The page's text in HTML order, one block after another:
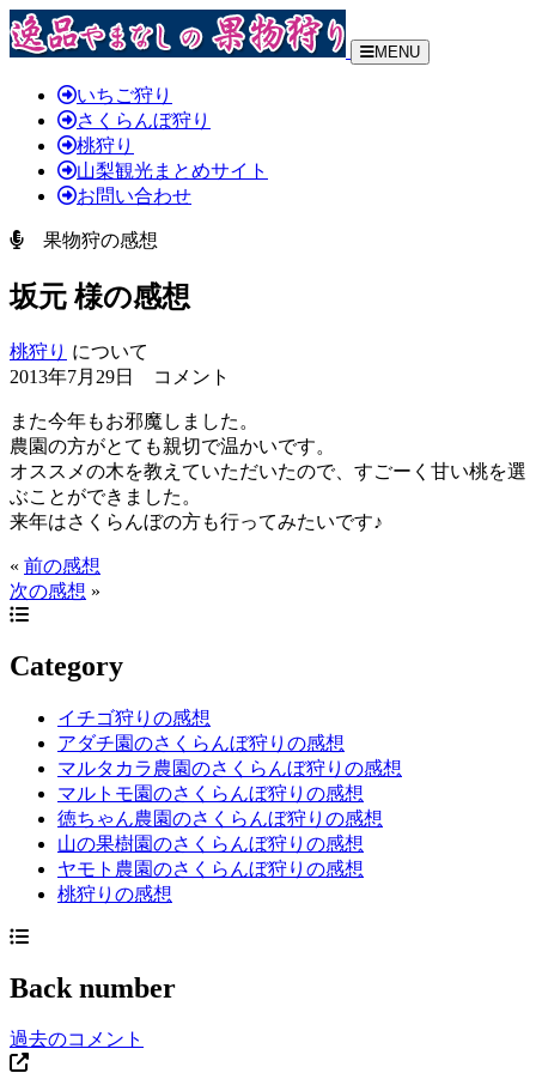
MENU
いちご狩り
さくらんぼ狩り
桃狩り
山梨観光まとめサイト
お問い合わせ
果物狩の感想
坂元 様の感想
桃狩り について
2013年7月29日 コメント
また今年もお邪魔しました。
農園の方がとても親切で温かいです。
オススメの木を教えていただいたので、すごーく甘い桃を選
ぶことができました。
来年はさくらんぼの方も行ってみたいです♪
« 前の感想
次の感想 »
Category
イチゴ狩りの感想
アダチ園のさくらんぼ狩りの感想
マルタカラ農園のさくらんぼ狩りの感想
マルトモ園のさくらんぼ狩りの感想
徳ちゃん農園のさくらんぼ狩りの感想
山の果樹園のさくらんぼ狩りの感想
ヤモト農園のさくらんぼ狩りの感想
桃狩りの感想
Back number
過去のコメント